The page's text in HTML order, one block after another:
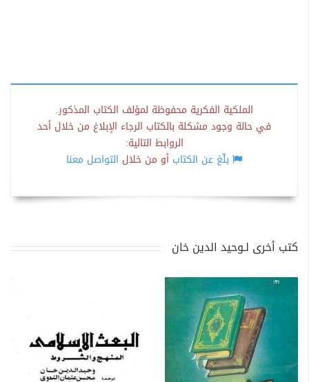
الملكية الفكرية محفوظة لمؤلف الكتاب المذكور.
في حالة وجود مشكلة بالكتاب الرجاء الإبلاغ من خلال أحد
الروابط التالية:
بلّغ عن الكتاب أو من خلال التواصل معنا
كتب أخرى لـوحيد الدين خان